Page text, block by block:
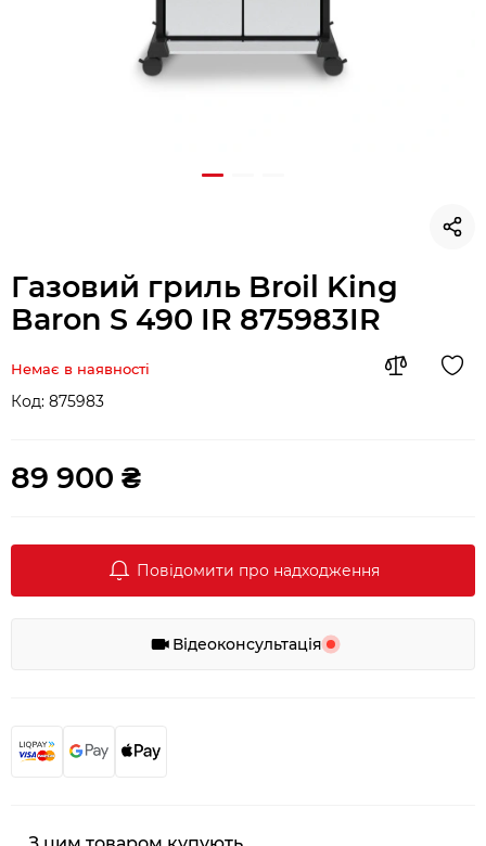
Газовий гриль Broil King
Baron S 490 IR 875983IR
Немає в наявності
Код: 875983
89 900 ₴
Повідомити про надходження
Відеоконсультація